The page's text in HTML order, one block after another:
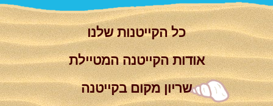
כל הקייטנות שלנו
אודות הקייטנה המטיילת
שריון מקום בקייטנה